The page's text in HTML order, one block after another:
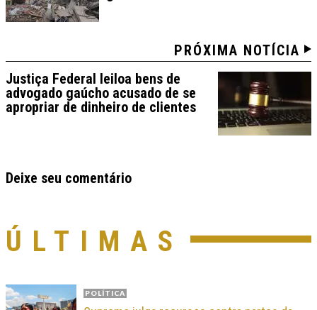
PRÓXIMA NOTÍCIA
Justiça Federal leiloa bens de
advogado gaúcho acusado de se
apropriar de dinheiro de clientes
Deixe seu comentário
ÚLTIMAS
POLÍTICA